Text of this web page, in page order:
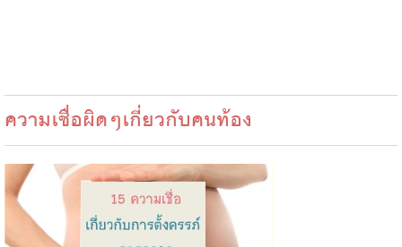
ความเชื่อผิดๆเกี่ยวกับคนท้อง